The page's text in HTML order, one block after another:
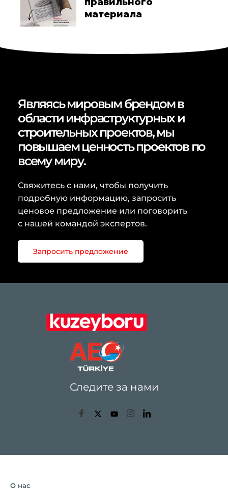
Являясь мировым брендом в
области инфраструктурных и
строительных проектов, мы
повышаем ценность проектов по
всему миру.
Свяжитесь с нами, чтобы получить
подробную информацию, запросить
ценовое предложение или поговорить
с нашей командой экспертов.
Запросить предложение
Следите за нами
О нас